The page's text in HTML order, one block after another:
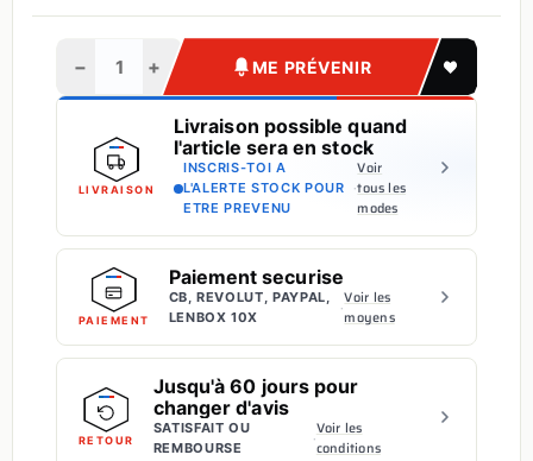
− + ME PRÉVENIR
LIVRAISON
Livraison possible quand
l'article sera en stock
INSCRIS-TOI A
L'ALERTE STOCK POUR
ETRE PREVENU
·
Voir
tous les
modes
PAIEMENT
Paiement securise
CB, REVOLUT, PAYPAL,
LENBOX 10X
·Voir les
moyens
RETOUR
Jusqu'à 60 jours pour
changer d'avis
SATISFAIT OU
REMBOURSE
·Voir les
conditions